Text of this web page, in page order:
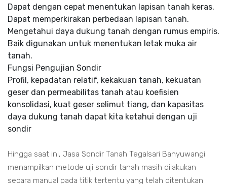
Dapat dengan cepat menentukan lapisan tanah keras.
Dapat memperkirakan perbedaan lapisan tanah.
Mengetahui daya dukung tanah dengan rumus empiris.
Baik digunakan untuk menentukan letak muka air
tanah.
Fungsi Pengujian Sondir
Profil, kepadatan relatif, kekakuan tanah, kekuatan
geser dan permeabilitas tanah atau koefisien
konsolidasi, kuat geser selimut tiang, dan kapasitas
daya dukung tanah dapat kita ketahui dengan uji
sondir
Hingga saat ini, Jasa Sondir Tanah Tegalsari Banyuwangi
menampilkan metode uji sondir tanah masih dilakukan
secara manual pada titik tertentu yang telah ditentukan